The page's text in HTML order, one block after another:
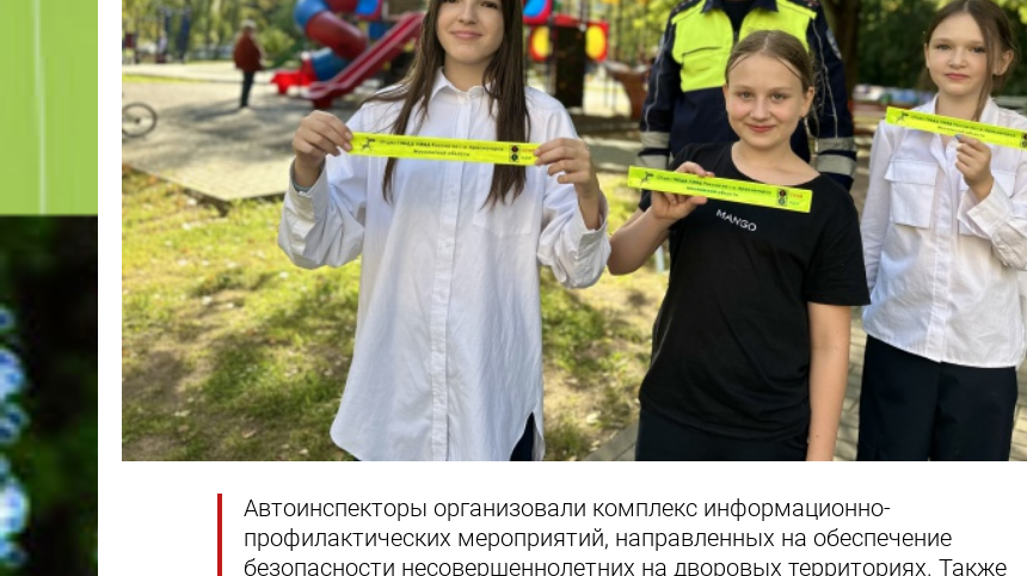
Автоинспекторы организовали комплекс информационно-
профилактических мероприятий, направленных на обеспечение
безопасности несовершеннолетних на дворовых территориях. Также